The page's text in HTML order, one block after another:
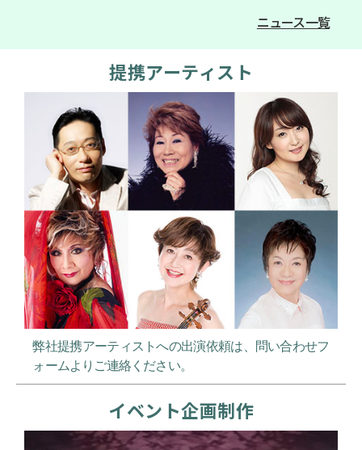
ニュース一覧
提携アーティスト
弊社提携アーティストへの出演依頼は、問い合わせフ
ォームよりご連絡ください。
イベント企画制作